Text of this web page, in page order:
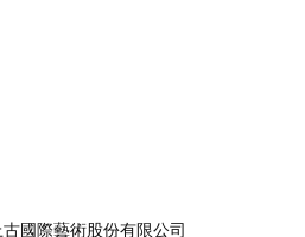
國際藝術股份有限公司